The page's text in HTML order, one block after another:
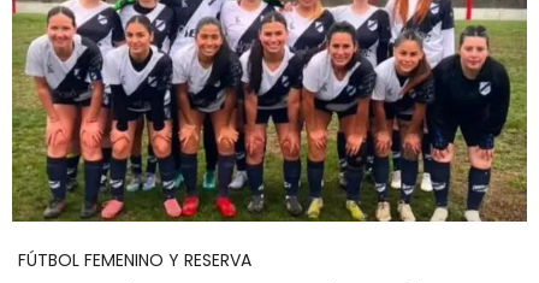
FÚTBOL FEMENINO Y RESERVA